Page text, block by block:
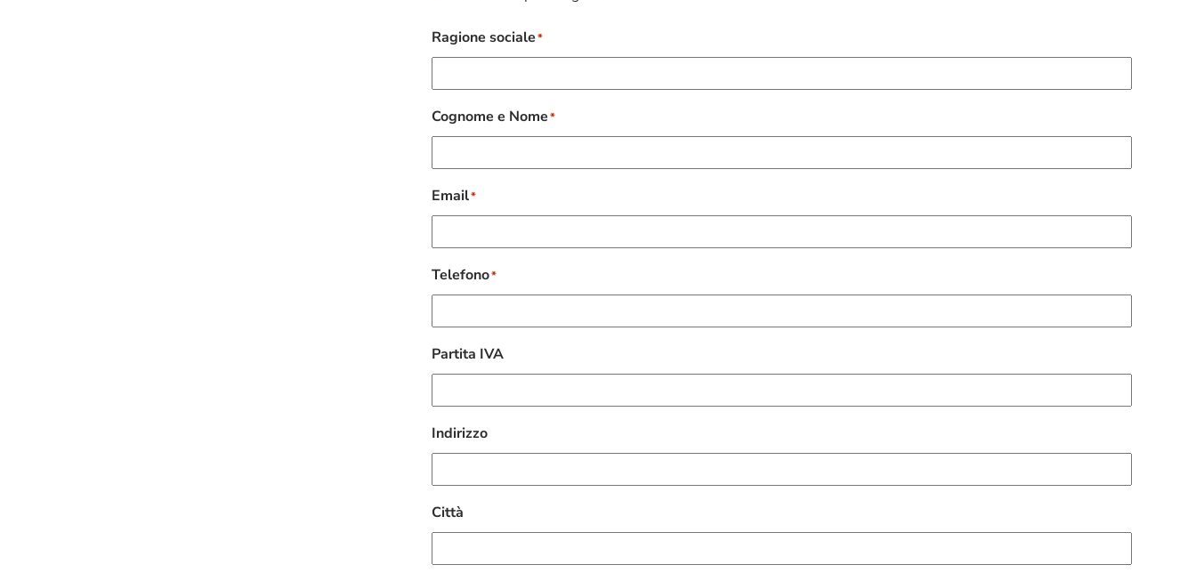
Ragione sociale*
Cognome e Nome*
Email*
Telefono*
Partita IVA
Indirizzo
Città